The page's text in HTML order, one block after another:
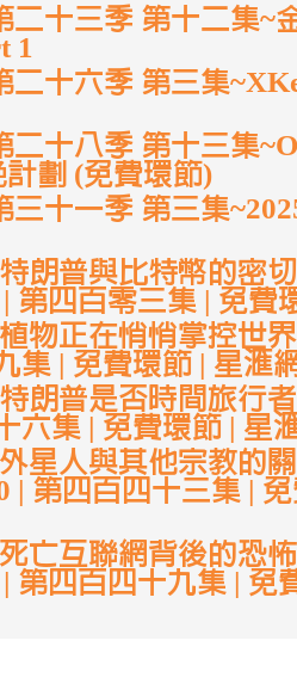
二十三季 第十二集~
1
二十六季 第三集
二十八季 第十三集
計劃 (免費環節)
三十一季 第三集
朗普與比特幣的密
| 第四百零三集 | 免費
物正在悄悄掌控世
集 | 免費環節 | 星滙
朗普是否時間旅行
六集 | 免費環節 | 星
星人與其他宗教的
| 第四百四十三集 |
亡互聯網背後的恐
| 第四百四十九集 | 免